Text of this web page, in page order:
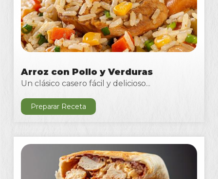
Arroz con Pollo y Verduras
Un clásico casero fácil y delicioso...
Preparar Receta